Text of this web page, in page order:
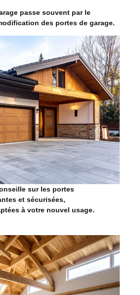
passe souvent par le
des portes de garage.
sur les portes
et sécurisées,
à votre nouvel usage.